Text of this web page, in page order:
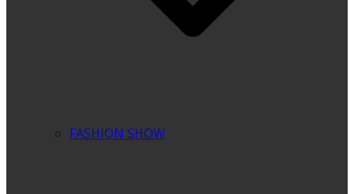
FASHION SHOW